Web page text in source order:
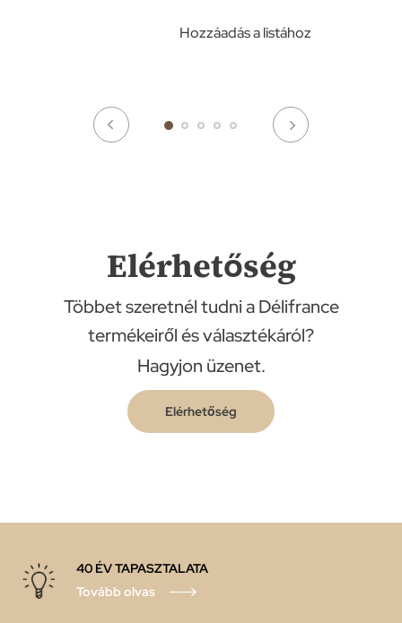
Hozzáadás a listához
Elérhetőség
Többet szeretnél tudni a Délifrance
termékeiről és választékáról?
Hagyjon üzenet.
Elérhetőség
40 ÉV TAPASZTALATA
Tovább olvas